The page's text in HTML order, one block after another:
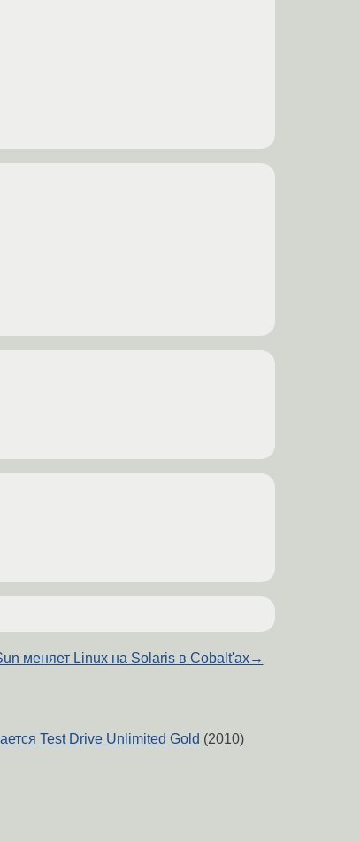
меняет Linux на Solaris в Cobalt'ах→
Test Drive Unlimited Gold (2010)